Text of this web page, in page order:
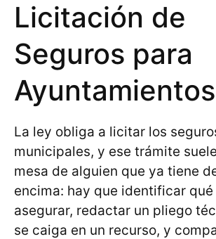
Licitación de
Seguros para
Ayuntamientos
La ley obliga a licitar los
municipales, y ese trámite
mesa de alguien que ya tiene
encima: hay que identificar qué
asegurar, redactar un pliego
se caiga en un recurso, y